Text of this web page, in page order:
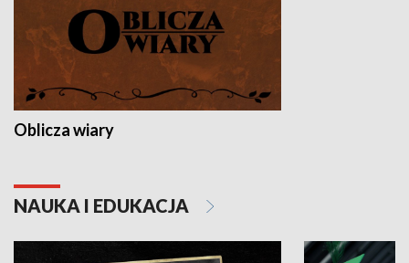
Oblicza wiary
NAUKA I EDUKACJA